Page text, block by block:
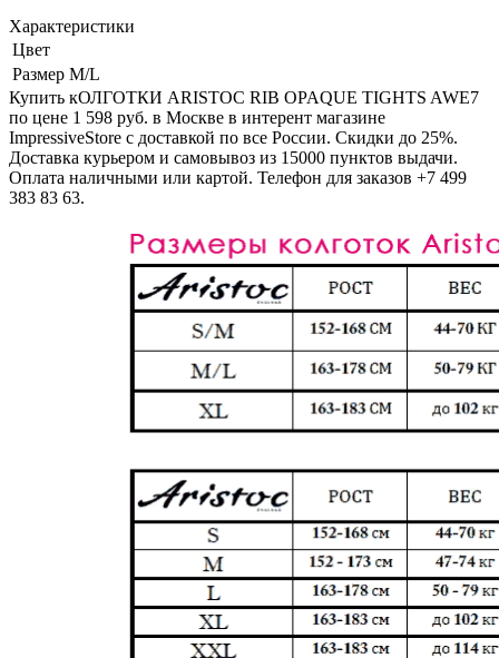
Характеристики
Цвет
Размер M/L
Купить кОЛГОТКИ ARISTOC RIB OPAQUE TIGHTS AWE7
по цене 1 598 руб. в Москве в интерент магазине
ImpressiveStore с доставкой по все России. Скидки до 25%.
Доставка курьером и самовывоз из 15000 пунктов выдачи.
Оплата наличными или картой. Телефон для заказов +7 499
383 83 63.